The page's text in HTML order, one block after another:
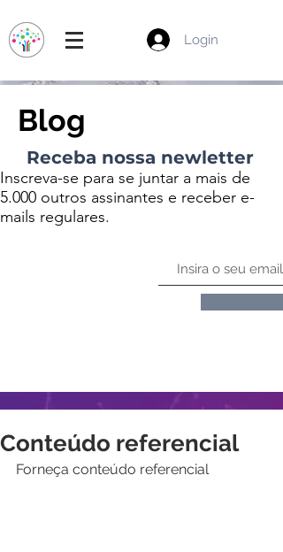
Login
Blog
Receba nossa newletter
Inscreva-se para se juntar a mais de
5.000 outros assinantes e receber e-
mails regulares.
Conteúdo referencial
Forneça conteúdo referencial